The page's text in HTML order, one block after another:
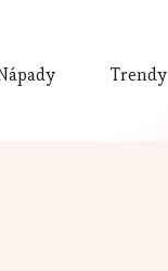
Trendy